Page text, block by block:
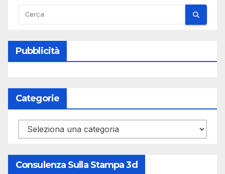
Pubblicità
Categorie
Categorie
Consulenza Sulla Stampa 3d